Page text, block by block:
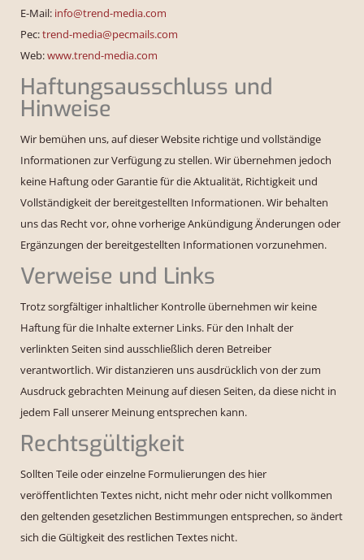
E-Mail: info@trend-media.com
Pec:trend-media@pecmails.com
Web:www.trend-media.com
Haftungsausschluss und
Hinweise
Wir bemühen uns, auf dieser Website richtige und vollständige
Informationen zur Verfügung zu stellen. Wir übernehmen jedoch
keine Haftung oder Garantie für die Aktualität, Richtigkeit und
Vollständigkeit der bereitgestellten Informationen. Wir behalten
uns das Recht vor, ohne vorherige Ankündigung Änderungen oder
Ergänzungen der bereitgestellten Informationen vorzunehmen.
Verweise und Links
Trotz sorgfältiger inhaltlicher Kontrolle übernehmen wir keine
Haftung für die Inhalte externer Links. Für den Inhalt der
verlinkten Seiten sind ausschließlich deren Betreiber
verantwortlich. Wir distanzieren uns ausdrücklich von der zum
Ausdruck gebrachten Meinung auf diesen Seiten, da diese nicht in
jedem Fall unserer Meinung entsprechen kann.
Rechtsgültigkeit
Sollten Teile oder einzelne Formulierungen des hier
veröffentlichten Textes nicht, nicht mehr oder nicht vollkommen
den geltenden gesetzlichen Bestimmungen entsprechen, so ändert
sich die Gültigkeit des restlichen Textes nicht.